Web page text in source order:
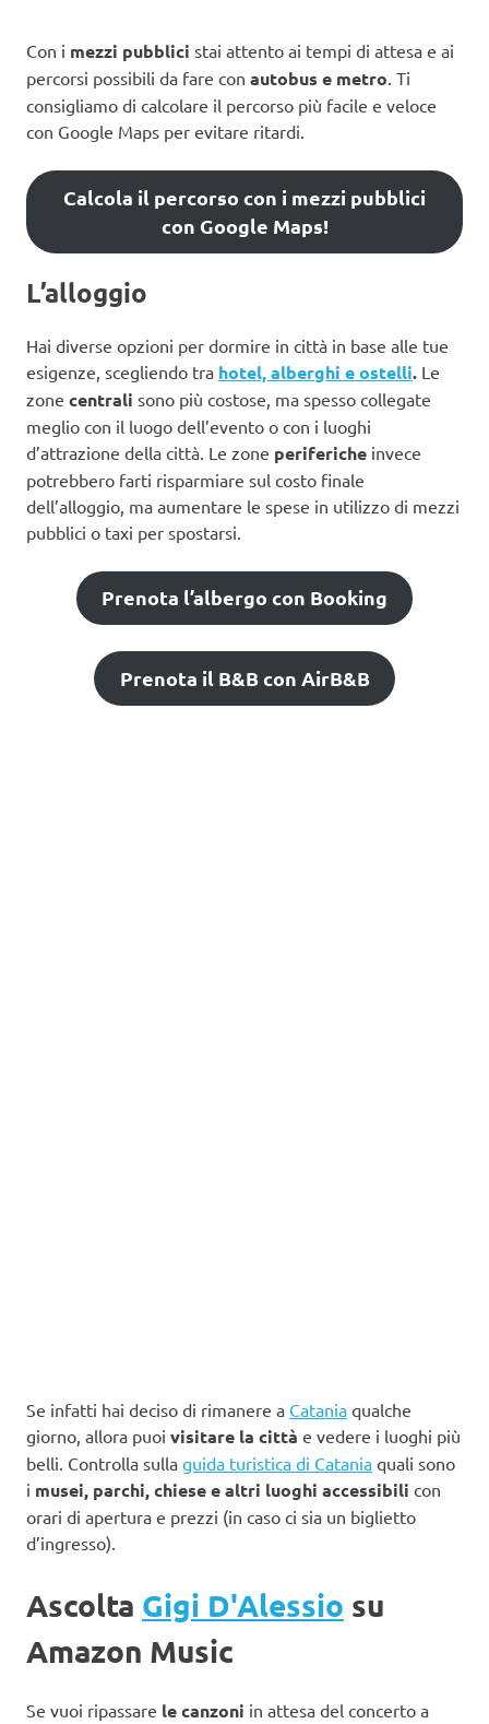
Con i mezzi pubblici stai attento ai tempi di attesa e ai
percorsi possibili da fare con autobus e metro. Ti
consigliamo di calcolare il percorso più facile e veloce
con Google Maps per evitare ritardi.
Calcola il percorso con i mezzi pubblici
con Google Maps!
L’alloggio
Hai diverse opzioni per dormire in città in base alle tue
esigenze, scegliendo tra hotel, alberghi e ostelli. Le
zone centrali sono più costose, ma spesso collegate
meglio con il luogo dell’evento o con i luoghi
d’attrazione della città. Le zone periferiche invece
potrebbero farti risparmiare sul costo finale
dell’alloggio, ma aumentare le spese in utilizzo di mezzi
pubblici o taxi per spostarsi.
Prenota l’albergo con Booking
Prenota il B&B con AirB&B
Se infatti hai deciso di rimanere a Catania qualche
giorno, allora puoi visitare la città e vedere i luoghi più
belli. Controlla sulla guida turistica di Catania quali sono
i musei, parchi, chiese e altri luoghi accessibili con
orari di apertura e prezzi (in caso ci sia un biglietto
d’ingresso).
Ascolta Gigi D'Alessio su
Amazon Music
Se vuoi ripassare le canzoni in attesa del concerto a